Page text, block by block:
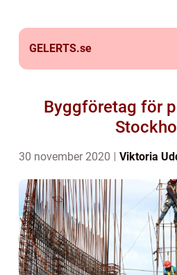
GELERTS.se
Byggföretag för
30 november 2020 Viktoria